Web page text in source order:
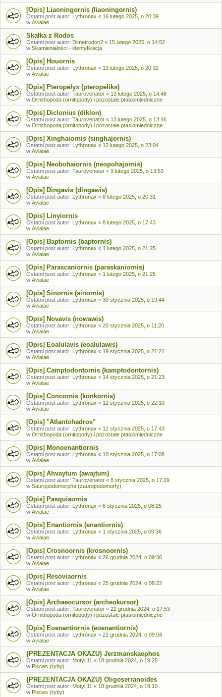
[Opis] Liaoningornis (liaoningornis)
Ostatni post autor: Lythronax « 16 lutego 2025, o 20:39
w Avialae
Skałka z Rodos
Ostatni post autor: Dimetrodon2 « 15 lutego 2025, o 14:52
w Skamieniałości - identyfikacja
[Opis] Houornis
Ostatni post autor: Lythronax « 13 lutego 2025, o 20:32
w Avialae
[Opis] Pteropelyx (pteropeliks)
Ostatni post autor: Taurovenator « 13 lutego 2025, o 14:48
w Ornithopoda (ornitopody) i pozostałe ptasiomiedniczne
[Opis] Diclonius (diklon)
Ostatni post autor: Taurovenator « 13 lutego 2025, o 13:46
w Ornithopoda (ornitopody) i pozostałe ptasiomiedniczne
[Opis] Xinghaiornis (singhajornis)
Ostatni post autor: Lythronax « 12 lutego 2025, o 23:04
w Avialae
[Opis] Neobohaiornis (neopohajornis)
Ostatni post autor: Taurovenator « 9 lutego 2025, o 13:53
w Avialae
[Opis] Dingavis (dingawis)
Ostatni post autor: Lythronax « 8 lutego 2025, o 20:31
w Avialae
[Opis] Linyiornis
Ostatni post autor: Lythronax « 8 lutego 2025, o 17:43
w Avialae
[Opis] Baptornis (baptornis)
Ostatni post autor: Lythronax « 1 lutego 2025, o 21:25
w Avialae
[Opis] Parascaniornis (paraskaniornis)
Ostatni post autor: Lythronax « 1 lutego 2025, o 21:25
w Avialae
[Opis] Sinornis (sinornis)
Ostatni post autor: Lythronax « 30 stycznia 2025, o 19:44
w Avialae
[Opis] Novavis (nowawis)
Ostatni post autor: Lythronax « 20 stycznia 2025, o 11:20
w Avialae
[Opis] Eoalulavis (eoalulawis)
Ostatni post autor: Lythronax « 19 stycznia 2025, o 21:21
w Avialae
[Opis] Camptodontornis (kamptodontornis)
Ostatni post autor: Lythronax « 14 stycznia 2025, o 21:23
w Avialae
[Opis] Concornis (konkornis)
Ostatni post autor: Lythronax « 12 stycznia 2025, o 22:10
w Avialae
[Opis] "Atlantohadros"
Ostatni post autor: Lythronax « 12 stycznia 2025, o 17:43
w Ornithopoda (ornitopody) i pozostałe ptasiomiedniczne
[Opis] Monoenantiornis
Ostatni post autor: Lythronax « 10 stycznia 2025, o 17:08
w Avialae
[Opis] Ahvaytum (awajtum)
Ostatni post autor: Taurovenator « 8 stycznia 2025, o 17:29
w Sauropodomorpha (zauropodomorfy)
[Opis] Pasquiaornis
Ostatni post autor: Lythronax « 6 stycznia 2025, o 08:25
w Avialae
[Opis] Enantiornis (enantiornis)
Ostatni post autor: Lythronax « 1 stycznia 2025, o 09:36
w Avialae
[Opis] Crosnoornis (krosnoornis)
Ostatni post autor: Lythronax « 26 grudnia 2024, o 09:36
w Avialae
[Opis] Resoviaornis
Ostatni post autor: Lythronax « 25 grudnia 2024, o 08:22
w Avialae
[Opis] Archaeocursor (archeokursor)
Ostatni post autor: Taurovenator « 22 grudnia 2024, o 17:53
w Ornithopoda (ornitopody) i pozostałe ptasiomiedniczne
[Opis] Eoenantiornis (eoenantiornis)
Ostatni post autor: Lythronax « 22 grudnia 2024, o 09:04
w Avialae
{PREZENTACJA OKAZU} Jerzmanskaephos
Ostatni post autor: Motyl.11 « 18 grudnia 2024, o 19:25
w Pisces (ryby)
{PREZENTACJA OKAZU} Oligoserranoides
Ostatni post autor: Motyl.11 « 18 grudnia 2024, o 19:10
w Pisces (ryby)